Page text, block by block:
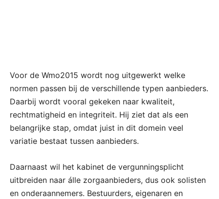
Voor de Wmo2015 wordt nog uitgewerkt welke
normen passen bij de verschillende typen aanbieders.
Daarbij wordt vooral gekeken naar kwaliteit,
rechtmatigheid en integriteit. Hij ziet dat als een
belangrijke stap, omdat juist in dit domein veel
variatie bestaat tussen aanbieders.
Daarnaast wil het kabinet de vergunningsplicht
uitbreiden naar álle zorgaanbieders, dus ook solisten
en onderaannemers. Bestuurders, eigenaren en